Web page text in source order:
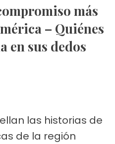
más
– Quiénes
en sus dedos
las historias de
de la región